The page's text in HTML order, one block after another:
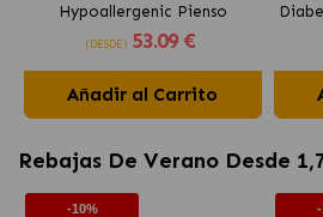
Hypoallergenic Pienso
Hipoalergénico para Gatos
(DESDE) 53.09 €
Añadir al Carrito
Rebajas De Verano Desde
-10%